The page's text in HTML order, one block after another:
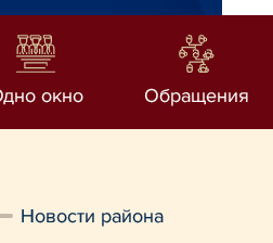
окно Обращения
Новости района